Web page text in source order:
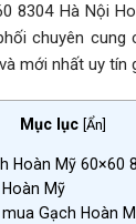
8304 Hà Nội
chuyên cung
mới nhất uy tín
Mục lục Ẩn
Hoàn Mỹ 60×60
Mỹ
Gạch Hoàn